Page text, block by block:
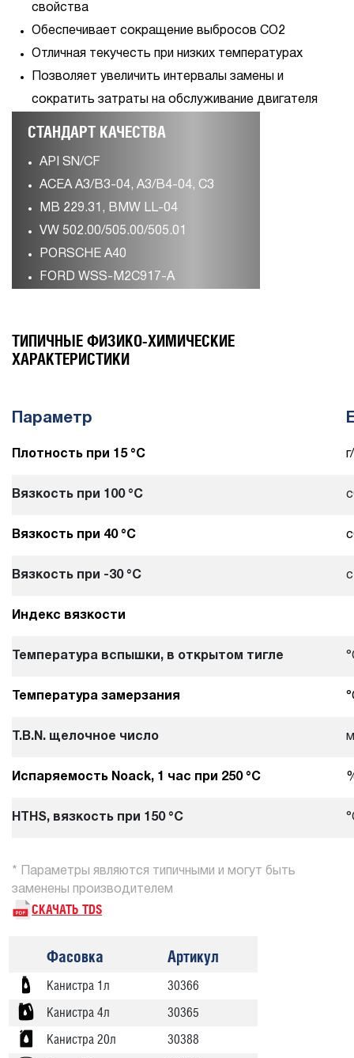
свойства
Обеспечивает сокращение выбросов СО2
Отличная текучесть при низких температурах
Позволяет увеличить интервалы замены и
сократить затраты на обслуживание двигателя
СТАНДАРТ КАЧЕСТВА
API SN/CF
ACEA A3/B3-04, A3/B4-04, C3
MB 229.31, BMW LL-04
VW 502.00/505.00/505.01
PORSCHE A40
FORD WSS-M2C917-A
СКАЧАТЬ TDS
Фасовка Артикул
Канистра 1л
30366
Канистра 4л
30365
Канистра 20л
30388
ТИПИЧНЫЕ ФИЗИКО-ХИМИЧЕСКИЕ
ХАРАКТЕРИСТИКИ
Параметр
Плотность при 15 °С
Вязкость при 100 °С
Вязкость при 40 °С
Вязкость при -30 °С
Индекс вязкости
Температура вспышки, в открытом тигле
Температура замерзания
T.B.N. щелочное число
Испаряемость Noack, 1 час при 250 °С
HTHS, вязкость при 150 °С
* Параметры являются типичными и могут быть
заменены производителем